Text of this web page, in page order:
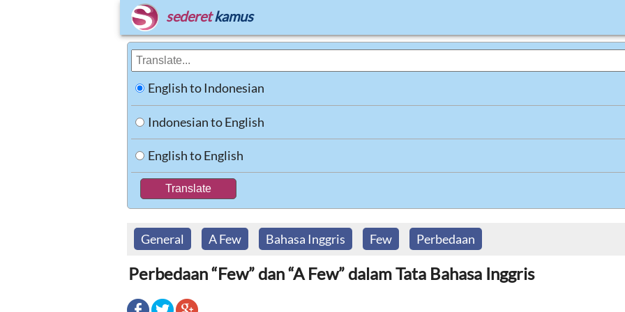
sederet kamus
English to Indonesian
Indonesian to English
English to English
General A Few Bahasa Inggris Few Perbedaan
Perbedaan “Few” dan “A Few” dalam Tata Bahasa Inggris